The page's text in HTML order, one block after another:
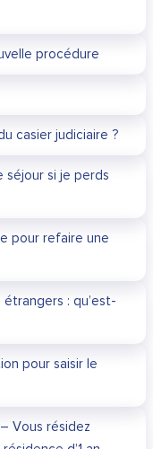
procédure
casier judiciaire ?
séjour si je perds
pour refaire une
: qu’est-
pour saisir le
Vous résidez